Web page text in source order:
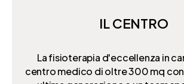
IL CENTRO
La fisioterapia d'eccellenza in
centro medico di oltre 300 mq